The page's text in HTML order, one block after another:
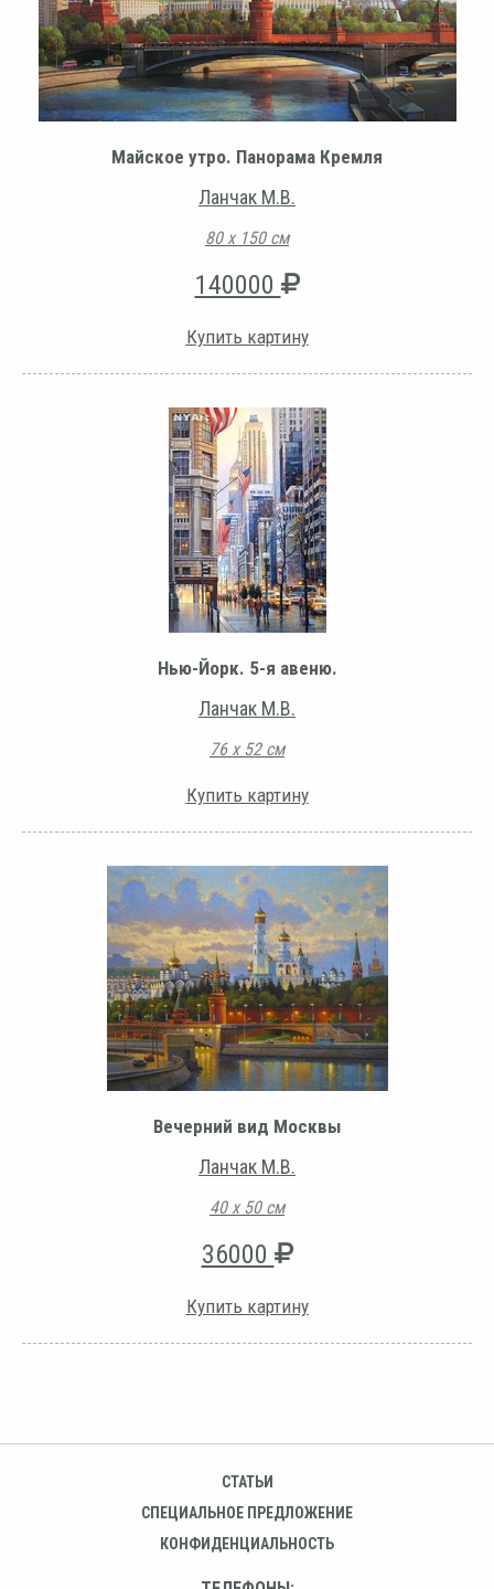
Майское утро. Панорама Кремля
Ланчак М.В.
80 х 150 см
140000
Купить картину
Нью-Йорк. 5-я авеню.
Ланчак М.В.
76 х 52 см
Купить картину
Вечерний вид Москвы
Ланчак М.В.
40 х 50 см
36000
Купить картину
СТАТЬИ
СПЕЦИАЛЬНОЕ ПРЕДЛОЖЕНИЕ
КОНФИДЕНЦИАЛЬНОСТЬ